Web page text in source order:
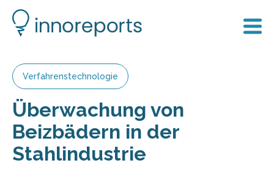
Verfahrenstechnologie
Überwachung von
Beizbädern in der
Stahlindustrie